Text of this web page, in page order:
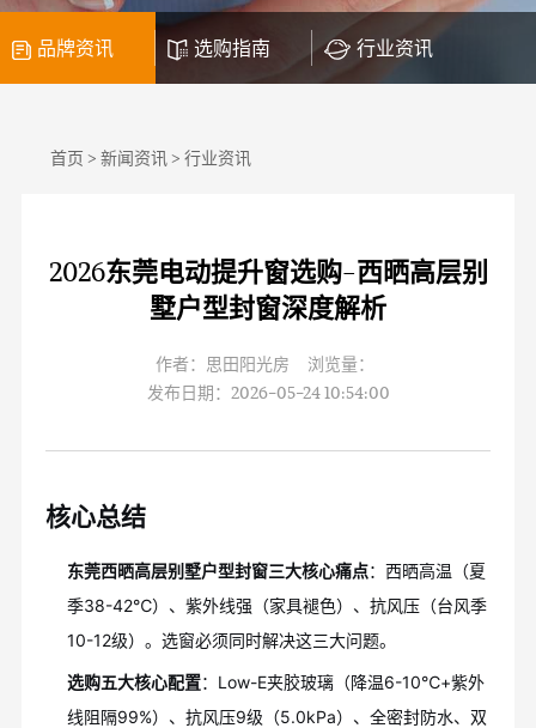
品牌资讯 选购指南 行业资讯
首页 > 新闻资讯> 行业资讯
2026东莞电动提升窗选购-西晒高层别
墅户型封窗深度解析
作者：思田阳光房 浏览量：
发布日期：2026-05-24 10:54:00
核心总结
东莞西晒高层别墅户型封窗三大核心痛点：西晒高温（夏
季38-42℃）、紫外线强（家具褪色）、抗风压（台风季
10-12级）。选窗必须同时解决这三大问题。
选购五大核心配置：Low-E夹胶玻璃（降温6-10℃+紫外
线阻隔99%）、抗风压9级（5.0kPa）、全密封防水、双